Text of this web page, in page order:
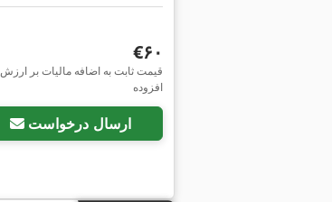
‎€۶۰
قیمت ثابت به اضافه مالیات بر ارزش
افزوده
ارسال درخواست